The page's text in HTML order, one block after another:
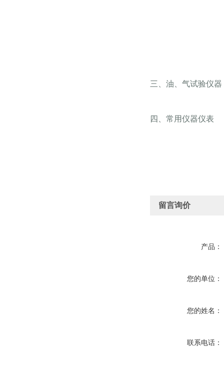
三、油、气试验仪器
四、常用仪器仪表
留言询价
产品：
您的单位：
您的姓名：
联系电话：